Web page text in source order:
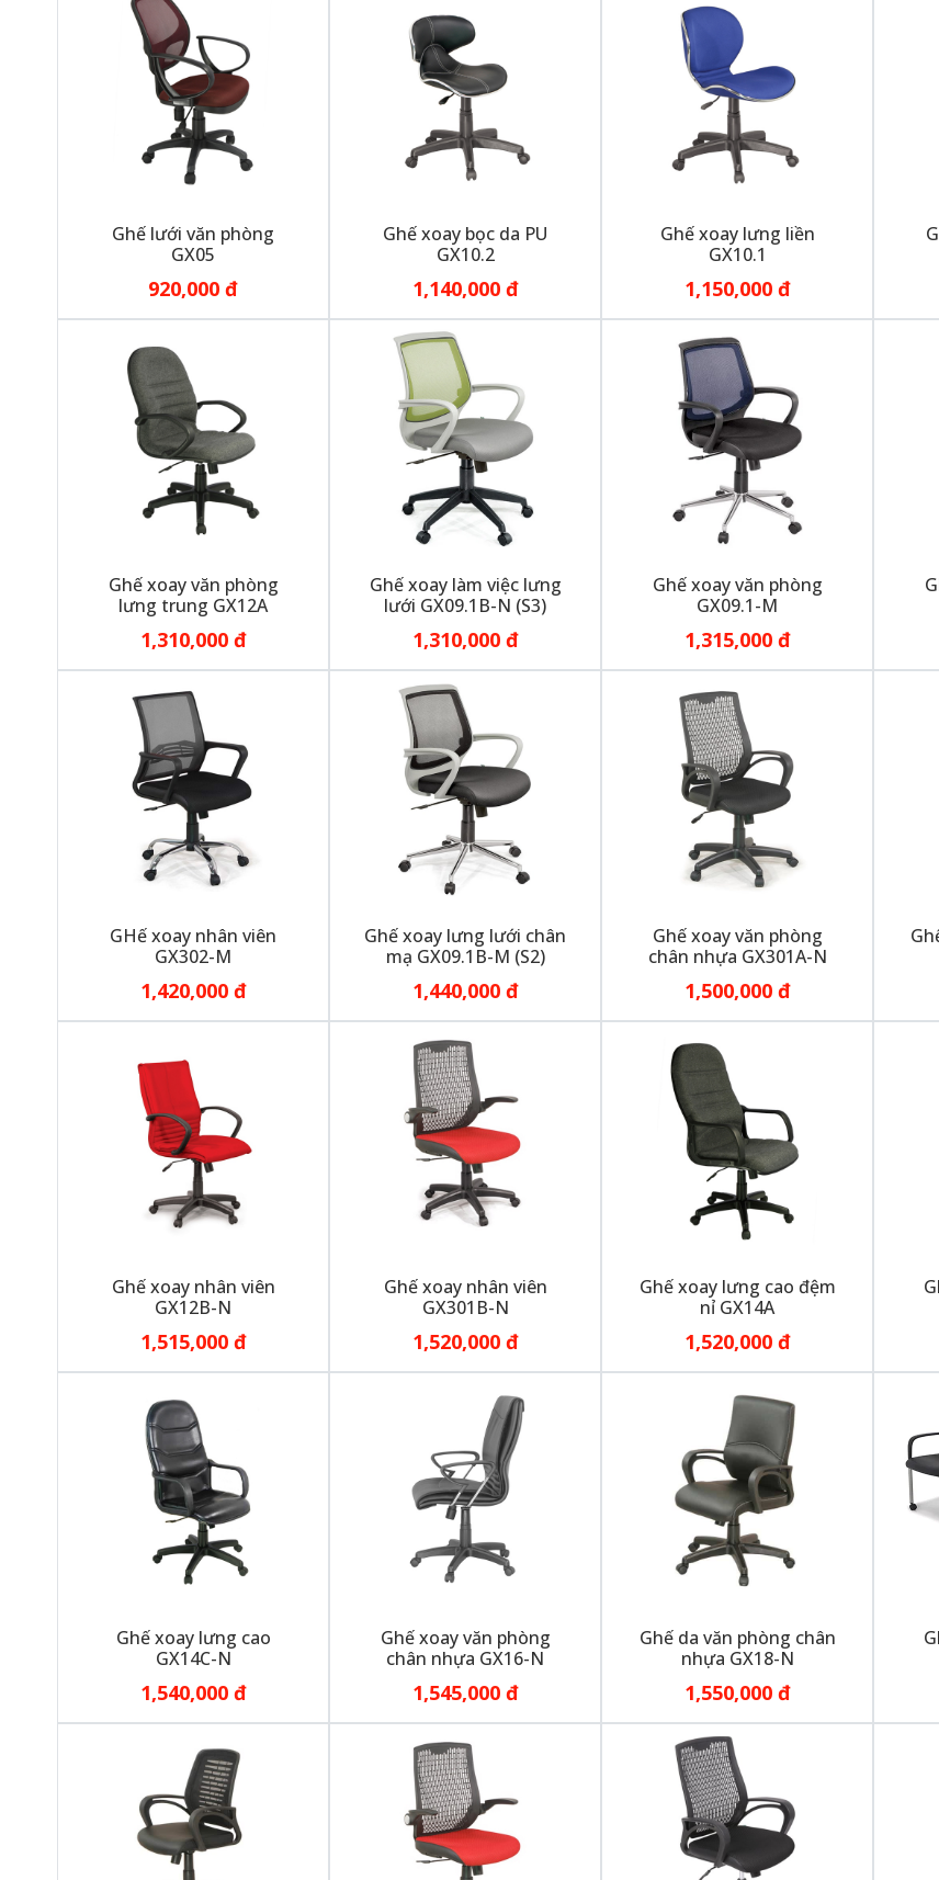
Ghế lưới văn phòng
GX05
920,000 đ
Ghế xoay bọc da PU
GX10.2
1,140,000 đ
Ghế xoay lưng liền
GX10.1
1,150,000 đ
Ghế xoay văn phòng
lưng trung GX12A
1,310,000 đ
Ghế xoay làm việc lưng
lưới GX09.1B-N (S3)
1,310,000 đ
Ghế xoay văn phòng
GX09.1-M
1,315,000 đ
GHế xoay nhân viên
GX302-M
1,420,000 đ
Ghế xoay lưng lưới chân
mạ GX09.1B-M (S2)
1,440,000 đ
Ghế xoay văn phòng
chân nhựa GX301A-N
1,500,000 đ
Ghế xoay nhân viên
GX12B-N
1,515,000 đ
Ghế xoay nhân viên
GX301B-N
1,520,000 đ
Ghế xoay lưng cao đệm
nỉ GX14A
1,520,000 đ
Ghế xoay lưng cao
GX14C-N
1,540,000 đ
Ghế xoay văn phòng
chân nhựa GX16-N
1,545,000 đ
Ghế da văn phòng chân
nhựa GX18-N
1,550,000 đ